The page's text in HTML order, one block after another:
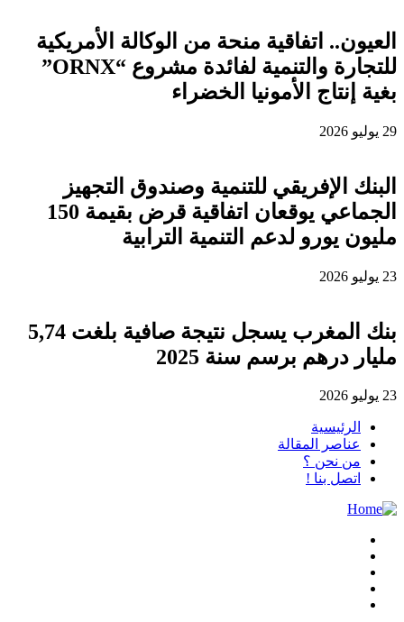
العيون.. اتفاقية منحة من الوكالة الأمريكية
للتجارة والتنمية لفائدة مشروع “ORNX”
بغية إنتاج الأمونيا الخضراء
29 يوليو 2026
البنك الإفريقي للتنمية وصندوق التجهيز
الجماعي يوقعان اتفاقية قرض بقيمة 150
مليون يورو لدعم التنمية الترابية
23 يوليو 2026
بنك المغرب يسجل نتيجة صافية بلغت 5,74
مليار درهم برسم سنة 2025
23 يوليو 2026
الرئيسية
عناصر المقالة
من نحن ؟
اتصل بنا !